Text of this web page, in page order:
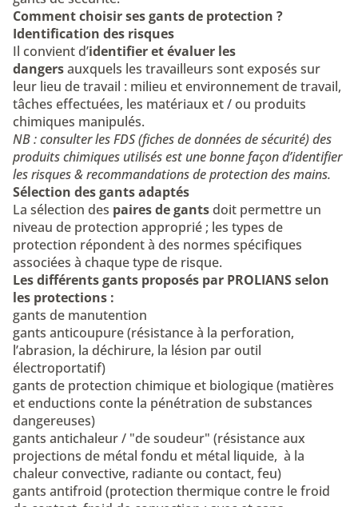
Comment choisir ses gants de protection ?
Identification des risques
Il convient d’identifier et évaluer les
dangersauxquels les travailleurs sont exposés sur
leur lieu de travail : milieu et environnement de travail,
tâches effectuées, les matériaux et / ou produits
chimiques manipulés.
NB : consulter les FDS (fiches de données de sécurité) des
produits chimiques utilisés est une bonne façon d’identifier
les risques & recommandations de protection des mains.
Sélection des gants adaptés
La sélection des paires de gantsdoit permettre un
niveau de protection approprié ; les types de
protection répondent à des normes spécifiques
associées à chaque type de risque.
Les différents gants proposés par PROLIANS selon
les protections :
gants de manutention
gants anticoupure(résistance à la perforation,
l’abrasion, la déchirure, la lésion par outil
électroportatif)
gants de protection chimiqueet biologique (matières
et enductions conte la pénétration de substances
dangereuses)
gants antichaleur / "de soudeur" (résistance aux
projections de métal fondu et métal liquide, à la
chaleur convective, radiante ou contact, feu)
gants antifroid (protection thermique contre le froid